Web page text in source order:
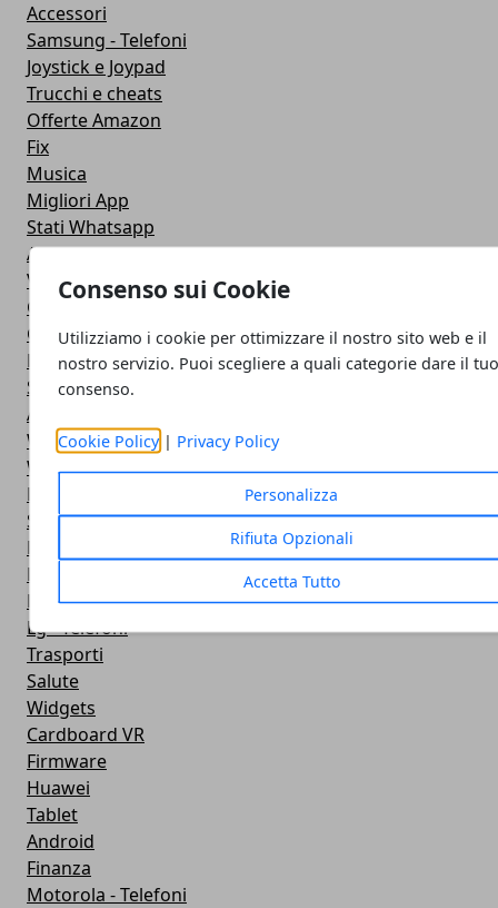
Consenso sui Cookie
Utilizziamo i cookie per ottimizzare il nostro sito web e il
nostro servizio. Puoi scegliere a quali categorie dare il
consenso.
Cookie Policy | Privacy Policy
Personalizza
Rifiuta Opzionali
Accetta Tutto
Accessori
Samsung - Telefoni
Joystick e Joypad
Trucchi e cheats
Offerte Amazon
Fix
Musica
Migliori App
Stati Whatsapp
Applicazioni
Viaggi
Galaxy Note 5
Google Play
Fotografia
Stile di vita
Antivirus
Widget Orologio
Widget Meteo
Ricezione WiFi
Sport
Meteo
Rooting
Emulazione
Lg - Telefoni
Trasporti
Salute
Widgets
Cardboard VR
Firmware
Huawei
Tablet
Android
Finanza
Motorola - Telefoni